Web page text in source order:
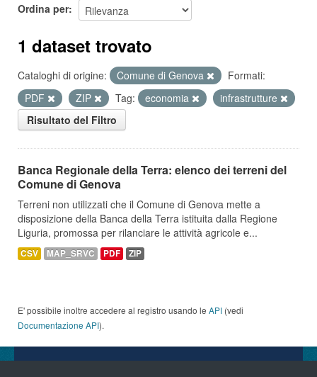
Ordina per
1 dataset trovato
Cataloghi di origine: Comune di Genova
Formati:
PDF
ZIP Tag: economia
infrastrutture
Risultato del Filtro
Banca Regionale della Terra: elenco dei terreni del
Comune di Genova
Terreni non utilizzati che il Comune di Genova mette a
disposizione della Banca della Terra istituita dalla Regione
Liguria, promossa per rilanciare le attività agricole e...
CSV MAP_SRVC PDF ZIP
E' possibile inoltre accedere al registro usando le API (vedi
Documentazione API).